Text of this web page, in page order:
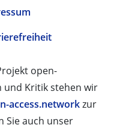
open-
und Kritik stehen wir
access.networkzur
Sie auch unser